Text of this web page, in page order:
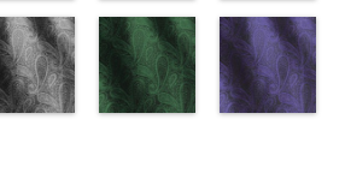
、
、
100％
テル100％
DOLCELABY
6000
FairyRose
6000
27 グ
ン 花柄
プラ
％
ベージュ
花柄 キュプ
ラ100％
DOLCELABY、
content/uploads/
55.jpg
AK201-55 ブ
ラック 花柄
ドット キュ
wp-
ル
www.anys.co.jp/wp-
ッド(AK201-
29/LT)
http://www.anys.co.jp/wp-
content/uploads/2013/04/ak201-
リーン
(AK201-
27/LT)
http://
content/uploads/